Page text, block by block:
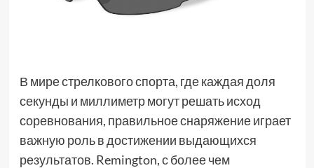
В мире стрелкового спорта, где каждая доля
секунды и миллиметр могут решать исход
соревнования, правильное снаряжение играет
важную роль в достижении выдающихся
результатов. Remington, с более чем